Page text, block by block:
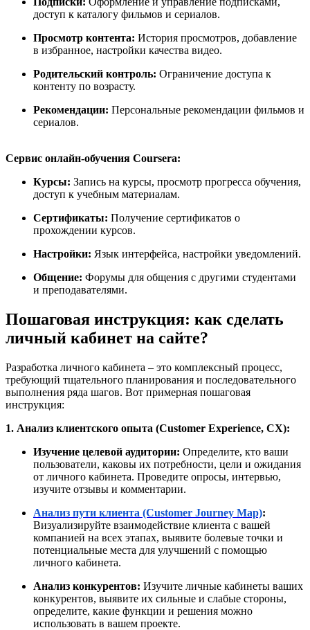
доступ к каталогу фильмов и сериалов.
Просмотр контента: История просмотров, добавление
в избранное, настройки качества видео.
Родительский контроль: Ограничение доступа к
контенту по возрасту.
Рекомендации: Персональные рекомендации фильмов и
сериалов.
Сервис онлайн-обучения Coursera:
Курсы: Запись на курсы, просмотр прогресса обучения,
доступ к учебным материалам.
Сертификаты: Получение сертификатов о
прохождении курсов.
Настройки: Язык интерфейса, настройки уведомлений.
Общение: Форумы для общения с другими студентами
и преподавателями.
Пошаговая инструкция: как сделать
личный кабинет на сайте?
Разработка личного кабинета – это комплексный процесс,
требующий тщательного планирования и последовательного
выполнения ряда шагов. Вот примерная пошаговая
инструкция:
1. Анализ клиентского опыта (Customer Experience, CX):
Изучение целевой аудитории: Определите, кто ваши
пользователи, каковы их потребности, цели и ожидания
от личного кабинета. Проведите опросы, интервью,
изучите отзывы и комментарии.
Анализ пути клиента (Customer Journey Map):
Визуализируйте взаимодействие клиента с вашей
компанией на всех этапах, выявите болевые точки и
потенциальные места для улучшений с помощью
личного кабинета.
Анализ конкурентов: Изучите личные кабинеты ваших
конкурентов, выявите их сильные и слабые стороны,
определите, какие функции и решения можно
использовать в вашем проекте.